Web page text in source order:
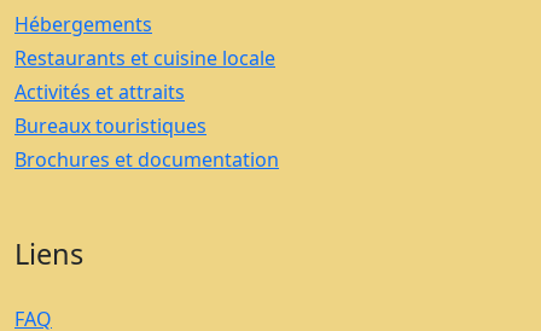
Hébergements
Restaurants et cuisine locale
Activités et attraits
Bureaux touristiques
Brochures et documentation
Liens
FAQ